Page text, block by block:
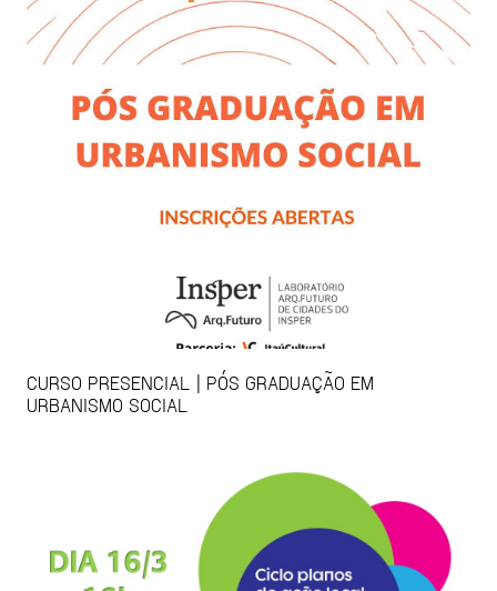
CURSO PRESENCIAL | PÓS GRADUAÇÃO EM
URBANISMO SOCIAL